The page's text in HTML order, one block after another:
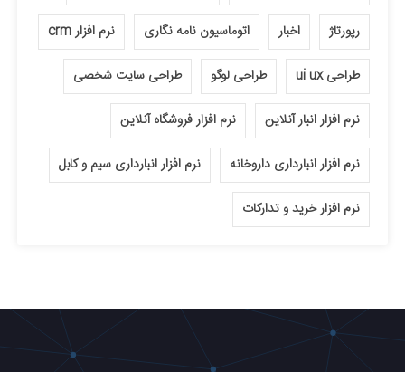
رپورتاژ اخبار اتوماسیون نامه نگاری نرم افزار crm
طراحی ui ux طراحی لوگو طراحی سایت شخصی
نرم افزار انبار آنلاین نرم افزار فروشگاه آنلاین
نرم افزار انبارداری داروخانه نرم افزار انبارداری سیم و کابل
نرم افزار خرید و تدارکات